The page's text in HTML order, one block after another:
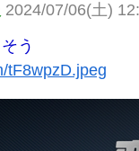
2024/07/06(土)
う
tF8wpzD.jpeg